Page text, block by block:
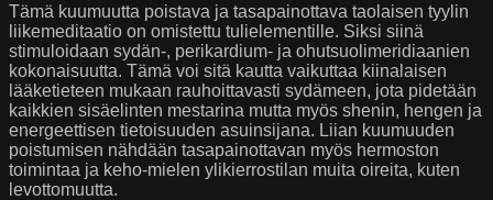
Tämä kuumuutta poistava ja tasapainottava taolaisen tyylin
liikemeditaatio on omistettu tulielementille. Siksi siinä
stimuloidaan sydän-, perikardium- ja ohutsuolimeridiaanien
kokonaisuutta. Tämä voi sitä kautta vaikuttaa kiinalaisen
lääketieteen mukaan rauhoittavasti sydämeen, jota pidetään
kaikkien sisäelinten mestarina mutta myös shenin, hengen ja
energeettisen tietoisuuden asuinsijana. Liian kuumuuden
poistumisen nähdään tasapainottavan myös hermoston
toimintaa ja keho-mielen ylikierrostilan muita oireita, kuten
levottomuutta.